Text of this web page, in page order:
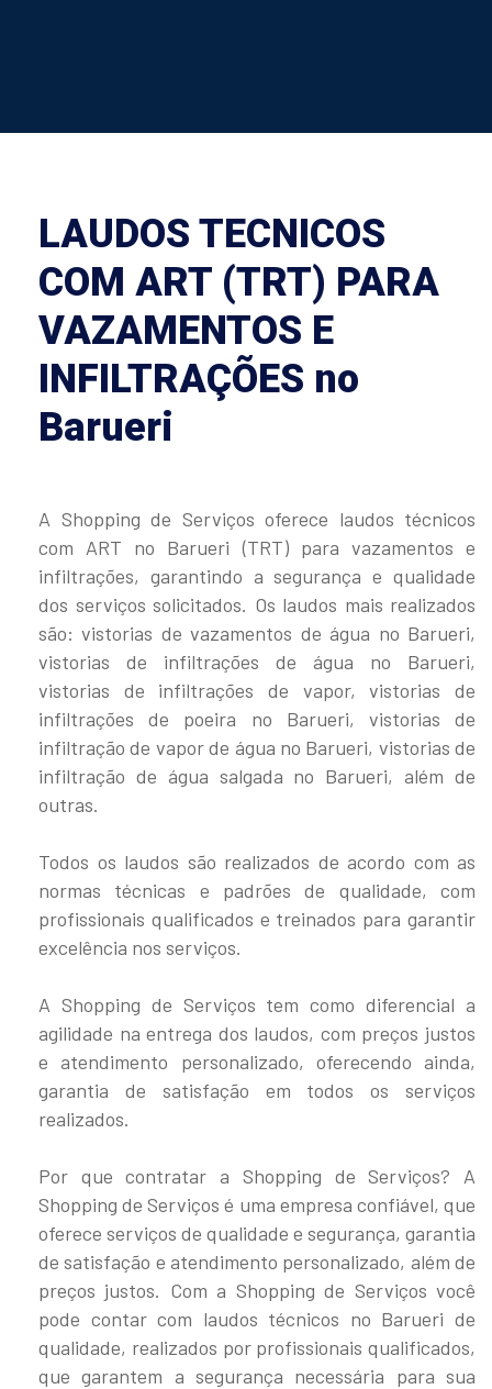
LAUDOS TECNICOS
COM ART (TRT) PARA
VAZAMENTOS E
INFILTRAÇÕES no
Barueri
A Shopping de Serviços oferece laudos técnicos
com ART no Barueri (TRT) para vazamentos e
infiltrações, garantindo a segurança e qualidade
dos serviços solicitados. Os laudos mais realizados
são: vistorias de vazamentos de água no Barueri,
vistorias de infiltrações de água no Barueri,
vistorias de infiltrações de vapor, vistorias de
infiltrações de poeira no Barueri, vistorias de
infiltração de vapor de água no Barueri, vistorias de
infiltração de água salgada no Barueri, além de
outras.
Todos os laudos são realizados de acordo com as
normas técnicas e padrões de qualidade, com
profissionais qualificados e treinados para garantir
excelência nos serviços.
A Shopping de Serviços tem como diferencial a
agilidade na entrega dos laudos, com preços justos
e atendimento personalizado, oferecendo ainda,
garantia de satisfação em todos os serviços
realizados.
Por que contratar a Shopping de Serviços? A
Shopping de Serviços é uma empresa confiável, que
oferece serviços de qualidade e segurança, garantia
de satisfação e atendimento personalizado, além de
preços justos. Com a Shopping de Serviços você
pode contar com laudos técnicos no Barueri de
qualidade, realizados por profissionais qualificados,
que garantem a segurança necessária para sua